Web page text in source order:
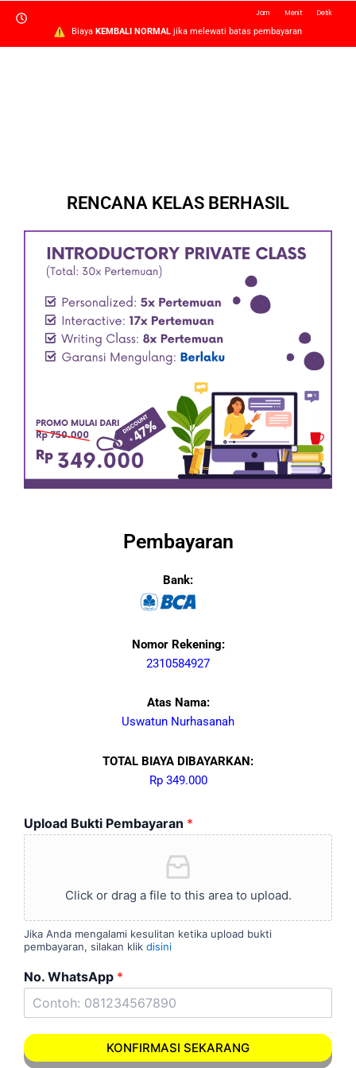
Jam Menit Detik
BiayaKEMBALI NORMAL jika melewati batas pembayaran
RENCANA KELAS BERHASIL
Pembayaran
Bank:
Nomor Rekening:
2310584927
Atas Nama:
Uswatun Nurhasanah
TOTAL BIAYA DIBAYARKAN:
Rp 349.000
Upload Bukti Pembayaran *
Click or drag a file to this area to upload.
Jika Anda mengalami kesulitan ketika upload bukti
pembayaran, silakan klik disini
No. WhatsApp *
KONFIRMASI SEKARANG